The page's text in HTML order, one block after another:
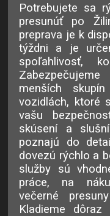
Potrebujete sa
presunúť po
preprava je k
týždni a je
spoľahlivosť,
menších
vozidlách, ktoré
vašu
skúsení a
poznajú do
dovezú rýchlo a
služby sú
práce, na
večerné
Kladieme